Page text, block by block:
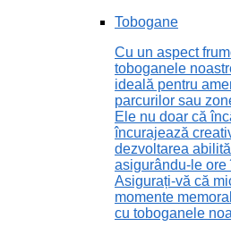
Tobogane
Cu un aspect
toboganele
ideală pentru
parcurilor sau
Ele nu doar că
încurajează
dezvoltarea
asigurându-le ore
Asigurați-vă că
momente
cu toboganele